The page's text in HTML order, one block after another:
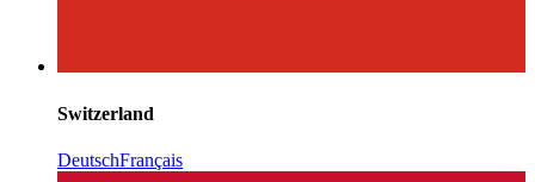
Switzerland
DeutschFrançais